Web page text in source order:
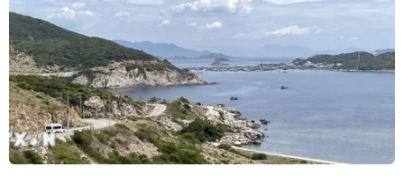
Đột phá dùng ánh sáng "đánh thức"
tế bào ung thư ngủ đông
06/07/2026 02:08
Australia thử nghiệm liệu pháp tế